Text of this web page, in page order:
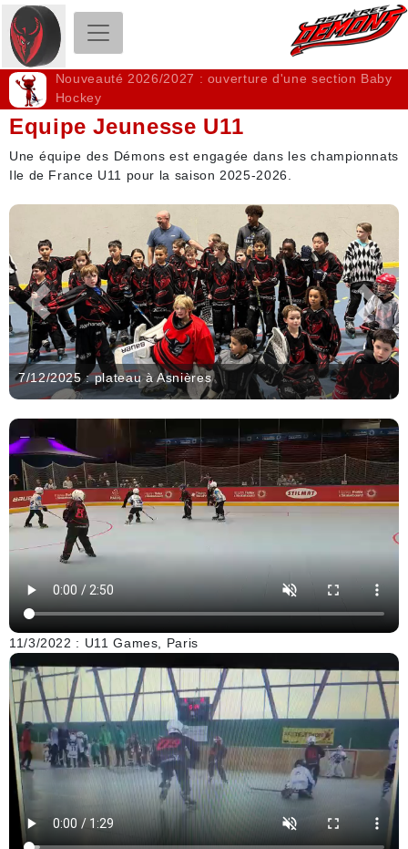
Club Roller Hockey - Les Démons d'Asnières
Nouveauté 2026/2027 : ouverture d'une section Baby
Hockey
Equipe Jeunesse U11
Une équipe des Démons est engagée dans les championnats
Ile de France U11 pour la saison 2025-2026.
7/12/2025 : plateau à Asnières
Précédent
11/3/2022 : U11 Games, Paris